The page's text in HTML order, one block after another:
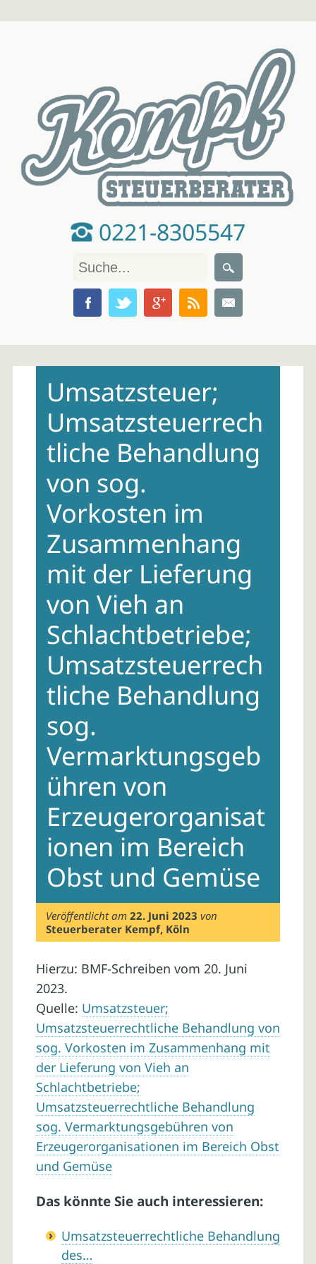
0221-8305547
contentUmsatzsteuer;
Umsatzsteuerrech
tliche Behandlung
von sog.
Vorkosten im
Zusammenhang
mit der Lieferung
von Vieh an
Schlachtbetriebe;
Umsatzsteuerrech
tliche Behandlung
sog.
Vermarktungsgeb
ühren von
Erzeugerorganisat
ionen im Bereich
Obst und Gemüse
Veröffentlicht am22. Juni 2023 von
Steuerberater Kempf, Köln
Hierzu: BMF-Schreiben vom 20. Juni
2023.
Quelle: Umsatzsteuer;
Umsatzsteuerrechtliche Behandlung von
sog. Vorkosten im Zusammenhang mit
der Lieferung von Vieh an
Schlachtbetriebe;
Umsatzsteuerrechtliche Behandlung
sog. Vermarktungsgebühren von
Erzeugerorganisationen im Bereich Obst
und Gemüse
Das könnte Sie auch interessieren:
Umsatzsteuerrechtliche Behandlung
des…